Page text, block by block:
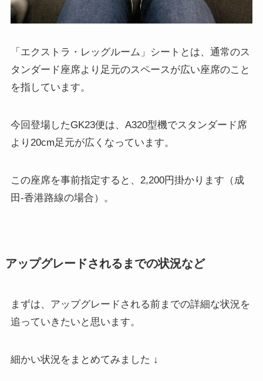
「エクストラ・レッグルーム」シートとは、通常のス
タンダード座席より足元のスペースが広い座席のこと
を指しています。
今回登場したGK23便は、A320型機でスタンダード席
より20cm足元が広くなっています。
この座席を事前指定すると、2,200円掛かります（成
田-香港路線の場合）。
アップグレードされるまでの状況など
まずは、アップグレードされる前までの詳細な状況を
追っていきたいと思います。
細かい状況をまとめてみました ↓